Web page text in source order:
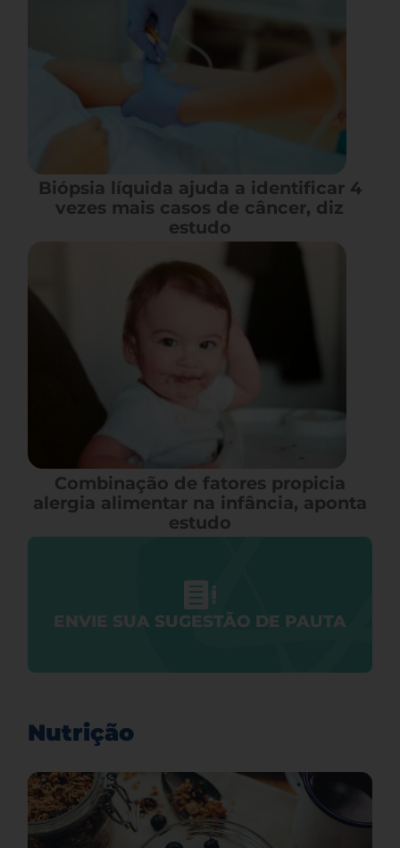
Biópsia líquida ajuda a identificar 4
vezes mais casos de câncer, diz
estudo
Combinação de fatores propicia
alergia alimentar na infância, aponta
estudo
ENVIE SUA SUGESTÃO DE PAUTA
Nutrição